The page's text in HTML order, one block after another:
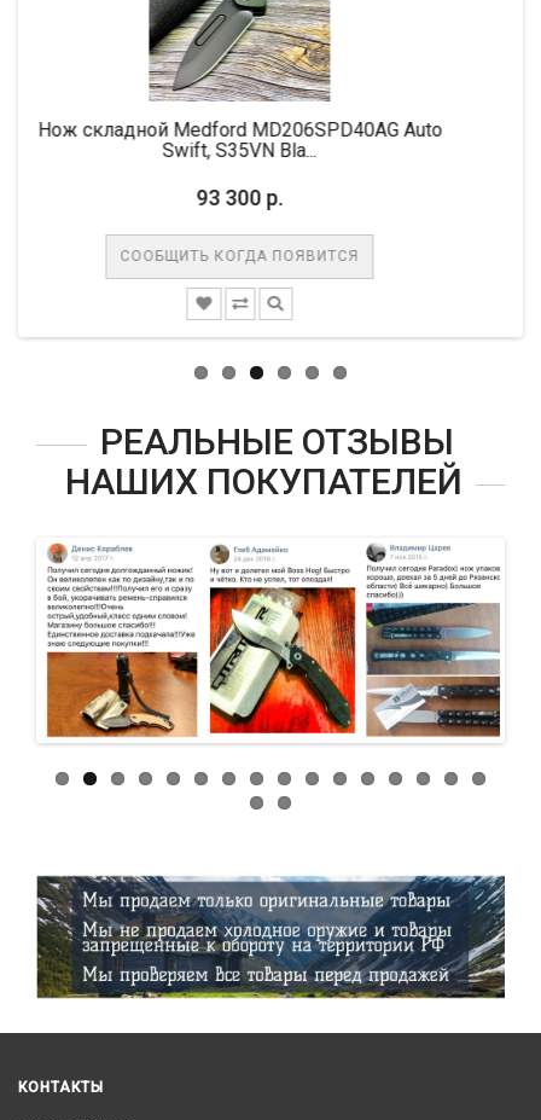
Medford MD206SPD40AG Auto
Swift, S35VN Bla...
КОГДА ПОЯВИТСЯ
Нож складной
РЕАЛЬНЫЕ ОТЗЫВЫ
НАШИХ ПОКУПАТЕЛЕЙ
КОНТАКТЫ